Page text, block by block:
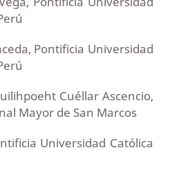
Pontificia Universidad
Cuéllar Ascencio,
Mayor de San Marcos
Universidad Católica